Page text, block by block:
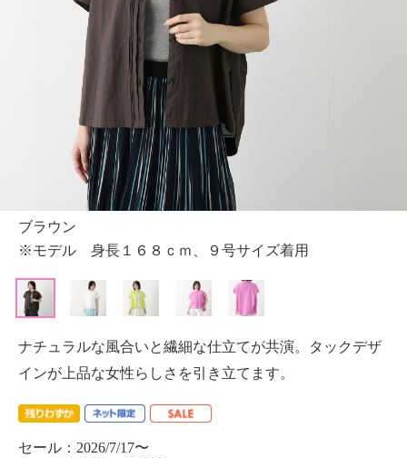
ブラウン
※モデル 身長１６８ｃｍ、９号サイズ着用
ナチュラルな風合いと繊細な仕立てが共演。タックデザ
インが上品な女性らしさを引き立てます。
セール：2026/7/17〜